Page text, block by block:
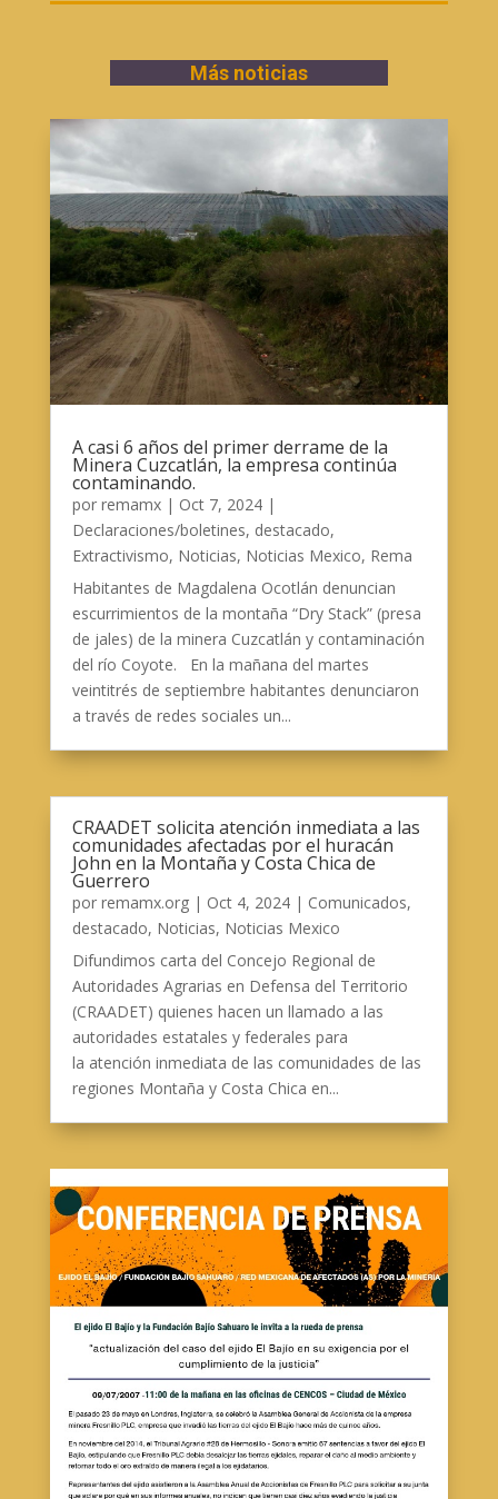
Más noticias
A casi 6 años del primer derrame de la
Minera Cuzcatlán, la empresa continúa
contaminando.
por remamx| Oct 7, 2024|
Declaraciones/boletines, destacado,
Extractivismo, Noticias, Noticias Mexico, Rema
Habitantes de Magdalena Ocotlán denuncian
escurrimientos de la montaña “Dry Stack” (presa
de jales) de la minera Cuzcatlán y contaminación
del río Coyote. En la mañana del martes
veintitrés de septiembre habitantes denunciaron
a través de redes sociales un...
CRAADET solicita atención inmediata a las
comunidades afectadas por el huracán
John en la Montaña y Costa Chica de
Guerrero
por remamx.org| Oct 4, 2024| Comunicados,
destacado, Noticias, Noticias Mexico
Difundimos carta del Concejo Regional de
Autoridades Agrarias en Defensa del Territorio
(CRAADET) quienes hacen un llamado a las
autoridades estatales y federales para
la atención inmediata de las comunidades de las
regiones Montaña y Costa Chica en...